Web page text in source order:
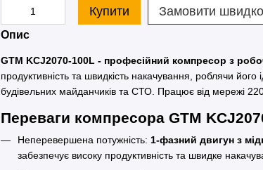
Купити Замовити швидко
Опис
GTM KCJ2070-100L - професійний компресор з
продуктивність та швидкість накачування, роблячи
будівельних майданчиків та СТО. Працює від мережі
Переваги компресора GTM
Неперевершена потужність: 1-фазний двигун з
забезпечує високу продуктивність та швидке